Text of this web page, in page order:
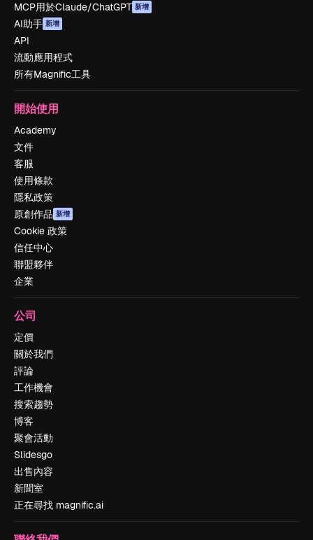
MCP用於Claude/ChatGPT 新增
AI助手 新增
API
流動應用程式
所有Magnific工具
開始使用
Academy
文件
客服
使用條款
隱私政策
原創作品 新增
Cookie 政策
信任中心
聯盟夥伴
企業
公司
定價
關於我們
評論
工作機會
搜索趨勢
博客
聚會活動
Slidesgo
出售內容
新聞室
正在尋找 magnific.ai